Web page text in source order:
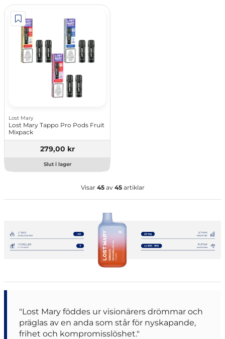
Lost Mary
Lost Mary Tappo Pro Pods Fruit
Mixpack
279,00 kr
Slut i lager
Visar 45av 45 artiklar
"Lost Mary föddes ur visionärers drömmar och
präglas av en anda som står för nyskapande,
frihet och kompromisslöshet."